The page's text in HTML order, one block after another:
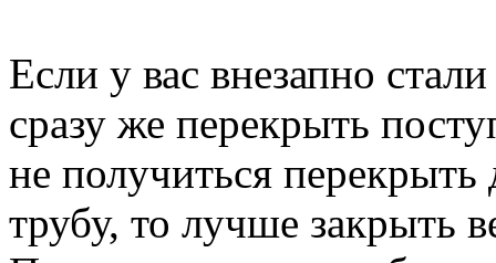
Если у вас внезапно
сразу же перекрыть
не получиться
трубу, то лучше закрыть